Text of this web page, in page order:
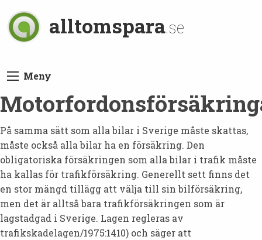
alltomspara.se
Meny
På samma sätt som alla bilar i Sverige måste skattas,
måste också alla bilar ha en försäkring. Den
obligatoriska försäkringen som alla bilar i trafik måste
ha kallas för trafikförsäkring. Generellt sett finns det
en stor mängd tillägg att välja till sin bilförsäkring,
men det är alltså bara trafikförsäkringen som är
lagstadgad i Sverige. Lagen regleras av
trafikskadelagen/1975:1410) och säger att